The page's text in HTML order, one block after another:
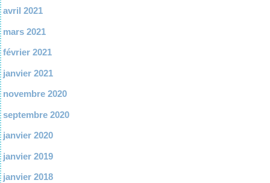
avril 2021
mars 2021
février 2021
janvier 2021
novembre 2020
septembre 2020
janvier 2020
janvier 2019
janvier 2018